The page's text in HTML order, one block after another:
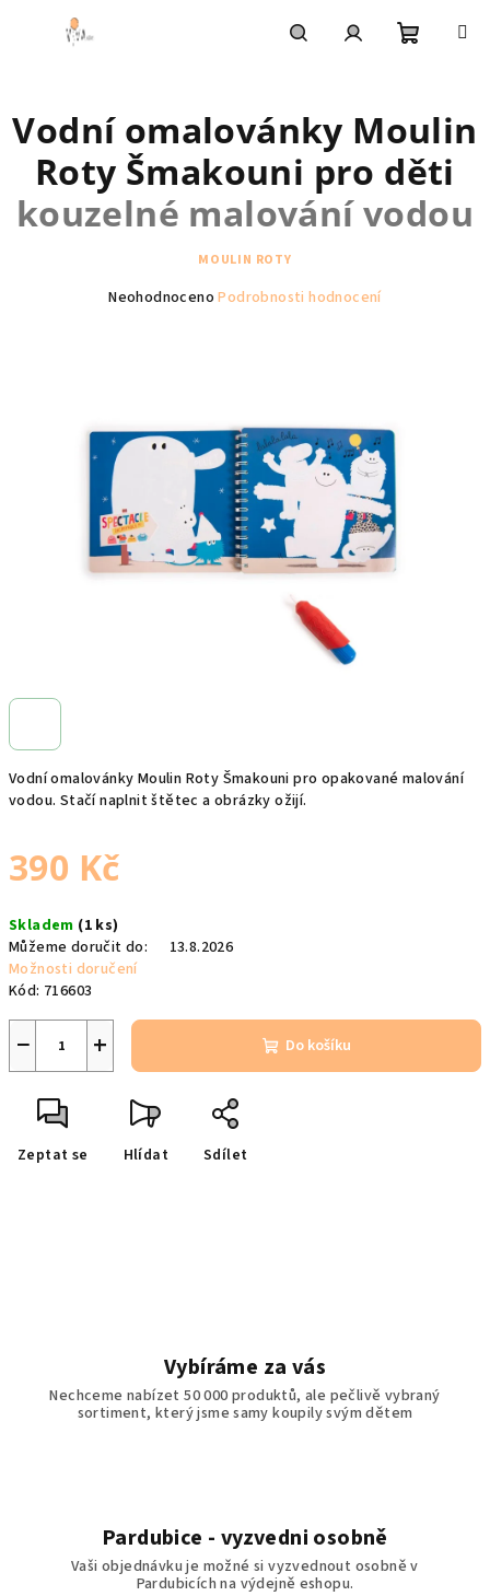
košík
Vodní omalovánky Moulin Roty Šmakouni pro opakované malování
vodou. Stačí naplnit štětec a obrázky ožijí.
390 Kč
cena:
Skladem (1 ks)
Můžeme doručit do:
13.8.2026
Možnosti doručení
Kód: 716603
+
− Do košíku
Zeptat se Hlídat Sdílet
Vodní omalovánky Moulin
Roty Šmakouni pro děti
kouzelné malování vodou
MOULIN ROTY
Průměrné
5
hvězdiček.
Neohodnoceno Podrobnosti hodnocení
Vybíráme za vás
Nechceme nabízet 50 000 produktů, ale pečlivě vybraný
sortiment, který jsme samy koupily svým dětem
Pardubice - vyzvedni osobně
Vaši objednávku je možné si vyzvednout osobně v
Pardubicích na výdejně eshopu.